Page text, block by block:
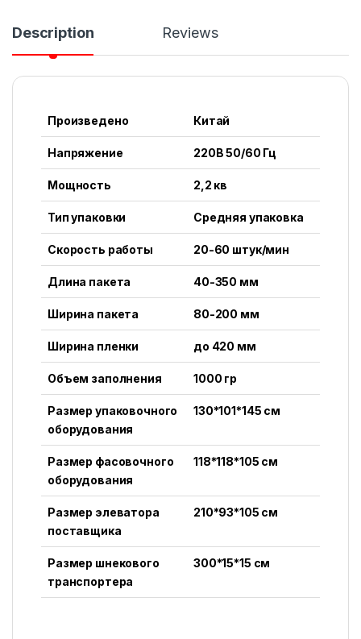
Description Reviews
Произведено Китай
Напряжение 220В 50/60 Гц
Мощность 2,2 кв
Тип упаковки Средняя упаковка
Скорость работы 20-60 штук/мин
Длина пакета 40-350 мм
Ширина пакета 80-200 мм
Ширина пленки до 420 мм
Объем заполнения 1000 гр
Размер упаковочного
оборудования
130*101*145 см
Размер фасовочного
оборудования
118*118*105 см
Размер элеватора
поставщика
210*93*105 см
Размер шнекового
транспортера
300*15*15 см